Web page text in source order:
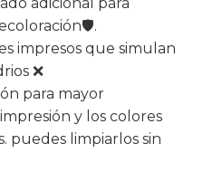
impresos que simulan
❌
para mayor
y los colores
puedes limpiarlos sin